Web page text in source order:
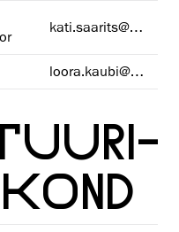
kati.saarits@artun.ee
loora.kaubi@artun.ee